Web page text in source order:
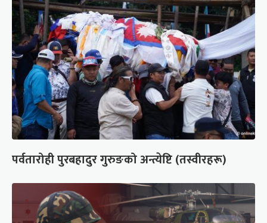
पर्वतारोही पुरबहादुर गुरुङको अन्त्येष्टि (तस्वीरहरू)